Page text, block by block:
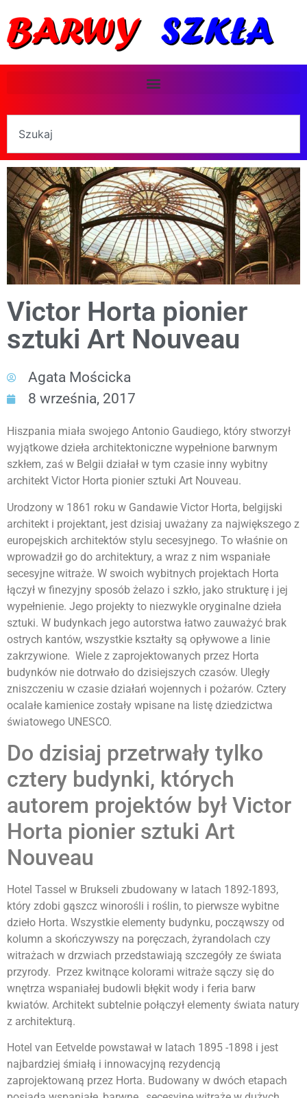
Victor Horta pionier
sztuki Art Nouveau
Agata Mościcka
8 września, 2017
Hiszpania miała swojego Antonio Gaudiego, który stworzył
wyjątkowe dzieła architektoniczne wypełnione barwnym
szkłem, zaś w Belgii działał w tym czasie inny wybitny
architekt Victor Horta pionier sztuki Art Nouveau.
Urodzony w 1861 roku w Gandawie Victor Horta, belgijski
architekt i projektant, jest dzisiaj uważany za największego z
europejskich architektów stylu secesyjnego. To właśnie on
wprowadził go do architektury, a wraz z nim wspaniałe
secesyjne witraże. W swoich wybitnych projektach Horta
łączył w finezyjny sposób żelazo i szkło, jako strukturę i jej
wypełnienie. Jego projekty to niezwykle oryginalne dzieła
sztuki. W budynkach jego autorstwa łatwo zauważyć brak
ostrych kantów, wszystkie kształty są opływowe a linie
zakrzywione. Wiele z zaprojektowanych przez Horta
budynków nie dotrwało do dzisiejszych czasów. Uległy
zniszczeniu w czasie działań wojennych i pożarów. Cztery
ocalałe kamienice zostały wpisane na listę dziedzictwa
światowego UNESCO.
Do dzisiaj przetrwały tylko
cztery budynki, których
autorem projektów był Victor
Horta pionier sztuki Art
Nouveau
Hotel Tassel w Brukseli zbudowany w latach 1892-1893,
który zdobi gąszcz winorośli i roślin, to pierwsze wybitne
dzieło Horta. Wszystkie elementy budynku, począwszy od
kolumn a skończywszy na poręczach, żyrandolach czy
witrażach w drzwiach przedstawiają szczegóły ze świata
przyrody. Przez kwitnące kolorami witraże sączy się do
wnętrza wspaniałej budowli błękit wody i feria barw
kwiatów. Architekt subtelnie połączył elementy świata natury
z architekturą.
Hotel van Eetvelde powstawał w latach 1895 -1898 i jest
najbardziej śmiałą i innowacyjną rezydencją
zaprojektowaną przez Horta. Budowany w dwóch etapach